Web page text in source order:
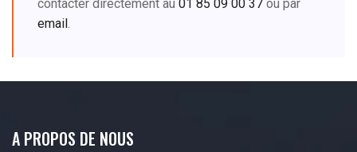
contacter directement au 01 85 09 00 37 ou par
email .
A PROPOS DE NOUS